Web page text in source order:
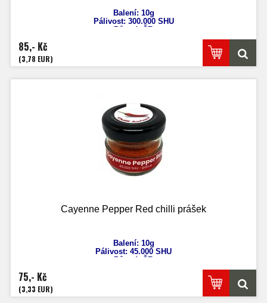
Balení: 10g
Pálivost: 300.000 SHU
Původ: ČR
85,- Kč
(3,78 EUR)
Cayenne Pepper Red chilli prášek
Balení: 10g
Pálivost: 45.000 SHU
Původ: ČR
75,- Kč
(3,33 EUR)